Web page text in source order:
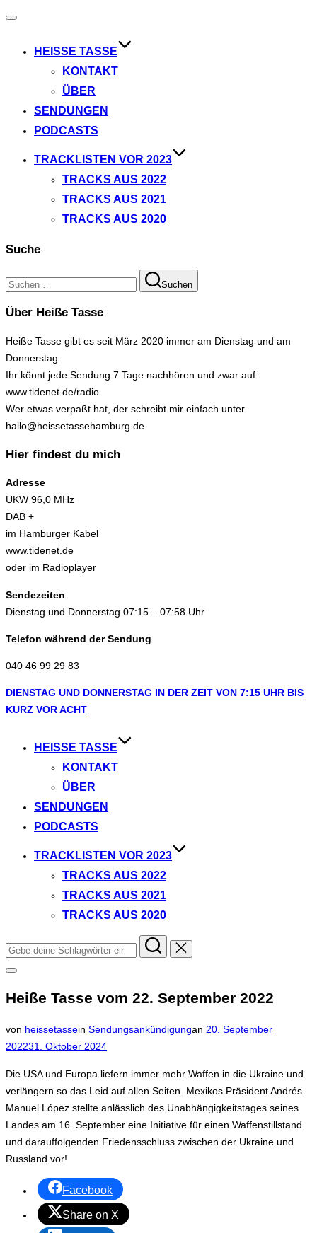
Navigation
HEISSE TASSE
KONTAKT
ÜBER
SENDUNGEN
PODCASTS
TRACKLISTEN VOR 2023
TRACKS AUS 2022
TRACKS AUS 2021
TRACKS AUS 2020
Suche
Suchen
nach:
Suchen
Über Heiße Tasse
Heiße Tasse gibt es seit März 2020 immer am Dienstag und am
Donnerstag.
Ihr könnt jede Sendung 7 Tage nachhören und zwar auf
www.tidenet.de/radio
Wer etwas verpaßt hat, der schreibt mir einfach unter
hallo@heissetassehamburg.de
Hier findest du mich
Adresse
UKW 96,0 MHz
DAB +
im Hamburger Kabel
www.tidenet.de
oder im Radioplayer
Sendezeiten
Dienstag und Donnerstag 07:15 – 07:58 Uhr
Telefon während der Sendung
040 46 99 29 83
Zum
Inhalt
DIENSTAG UND DONNERSTAG IN DER ZEIT VON 7:15 UHR BIS
KURZ VOR ACHT
HEISSE TASSE
KONTAKT
ÜBER
SENDUNGEN
PODCASTS
TRACKLISTEN VOR 2023
TRACKS AUS 2022
TRACKS AUS 2021
TRACKS AUS 2020
Suchen
nach:
Seitenleiste
Navigation
Heiße Tasse vom 22. September 2022
von heissetassein Sendungsankündigungan Veröffentlicht
20. September
202231. Oktober 2024
Die USA und Europa liefern immer mehr Waffen in die Ukraine und
verlängern so das Leid auf allen Seiten. Mexikos Präsident Andrés
Manuel López stellte anlässlich des Unabhängigkeitstages seines
Landes am 16. September eine Initiative für einen Waffenstillstand
und darauffolgenden Friedensschluss zwischen der Ukraine und
Russland vor!
Facebook
Share on X